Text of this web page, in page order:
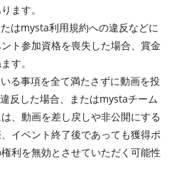
ます。
はmysta利用規約への違反などに
ト参加資格を喪失した場合、賞金
す。
る事項を全て満たさずに動画を投
反した場合、またはmystaチーム
、動画を差し戻しや非公開にする
イベント終了後であっても獲得ポ
利を無効とさせていただく可能性